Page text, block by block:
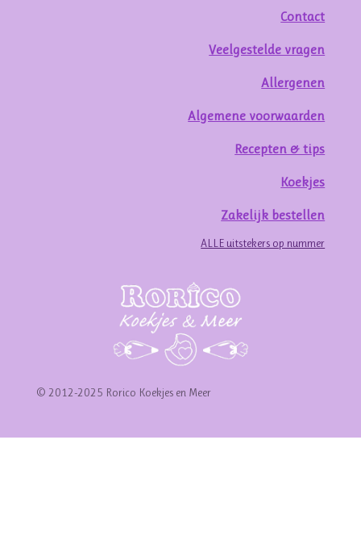
Contact
Veelgestelde vragen
Allergenen
Algemene voorwaarden
Recepten & tips
Koekjes
Zakelijk bestellen
ALLE uitstekers op nummer
© 2012-2025 Rorico Koekjes en Meer